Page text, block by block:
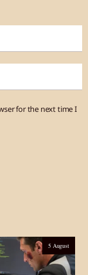
for the next time I
5 August